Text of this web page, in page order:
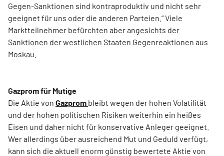
Gegen-Sanktionen sind kontraproduktiv und nicht sehr
geeignet für uns oder die anderen Parteien.“ Viele
Marktteilnehmer befürchten aber angesichts der
Sanktionen der westlichen Staaten Gegenreaktionen aus
Moskau.
Gazprom für Mutige
Die Aktie von Gazprom bleibt wegen der hohen Volatilität
und der hohen politischen Risiken weiterhin ein heißes
Eisen und daher nicht für konservative Anleger geeignet.
Wer allerdings über ausreichend Mut und Geduld verfügt,
kann sich die aktuell enorm günstig bewertete Aktie von